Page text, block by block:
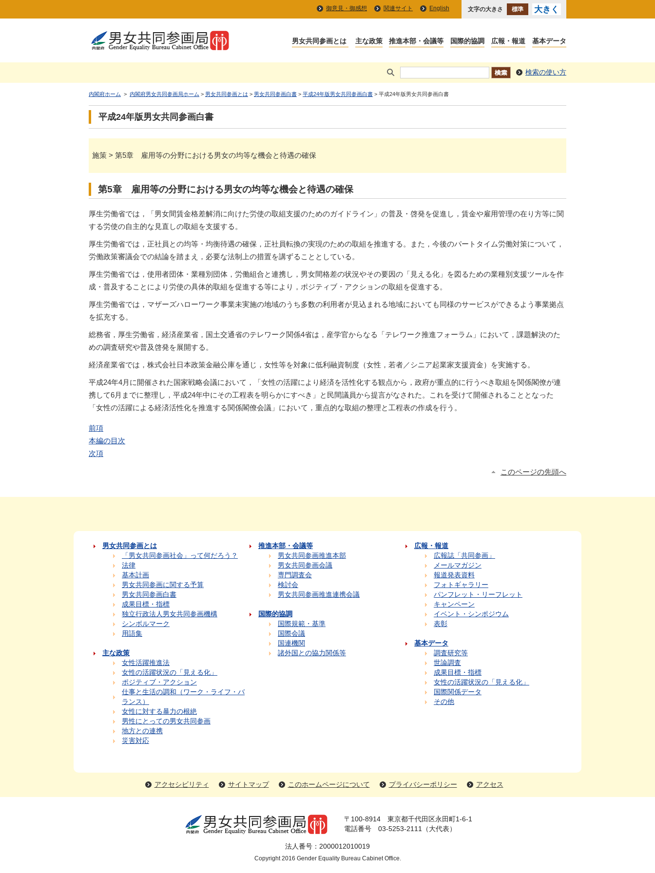
御意見・御感想 関連サイト English 文字の大きさ 標準 大きく
検索の使い方
内閣府ホーム > 内閣府男女共同参画局ホーム > 男女共同参画とは > 男女共同参画白書 > 平成24年版男女共同参画白書 > 平成24年版男女共同参画白書
平成24年版男女共同参画白書
施策 > 第5章 雇用等の分野における男女の均等な機会と待遇の確保
第5章 雇用等の分野における男女の均等な機会と待遇の確保
厚生労働省では，「男女間賃金格差解消に向けた労使の取組支援のためのガイドライン」の普及・啓発を促進し，賃金や雇用管理の在り方等に関
する労使の自主的な見直しの取組を支援する。
厚生労働省では，正社員との均等・均衡待遇の確保，正社員転換の実現のための取組を推進する。また，今後のパートタイム労働対策について，
労働政策審議会での結論を踏まえ，必要な法制上の措置を講ずることとしている。
厚生労働省では，使用者団体・業種別団体，労働組合と連携し，男女間格差の状況やその要因の「見える化」を図るための業種別支援ツールを作
成・普及することにより労使の具体的取組を促進する等により，ポジティブ・アクションの取組を促進する。
厚生労働省では，マザーズハローワーク事業未実施の地域のうち多数の利用者が見込まれる地域においても同様のサービスができるよう事業拠点
を拡充する。
総務省，厚生労働省，経済産業省，国土交通省のテレワーク関係4省は，産学官からなる「テレワーク推進フォーラム」において，課題解決のた
めの調査研究や普及啓発を展開する。
経済産業省では，株式会社日本政策金融公庫を通じ，女性等を対象に低利融資制度（女性，若者／シニア起業家支援資金）を実施する。
平成24年4月に開催された国家戦略会議において，「女性の活躍により経済を活性化する観点から，政府が重点的に行うべき取組を関係閣僚が連
携して6月までに整理し，平成24年中にその工程表を明らかにすべき」と民間議員から提言がなされた。これを受けて開催されることとなった
「女性の活躍による経済活性化を推進する関係閣僚会議」において，重点的な取組の整理と工程表の作成を行う。
前項
本編の目次
次項
このページの先頭へ